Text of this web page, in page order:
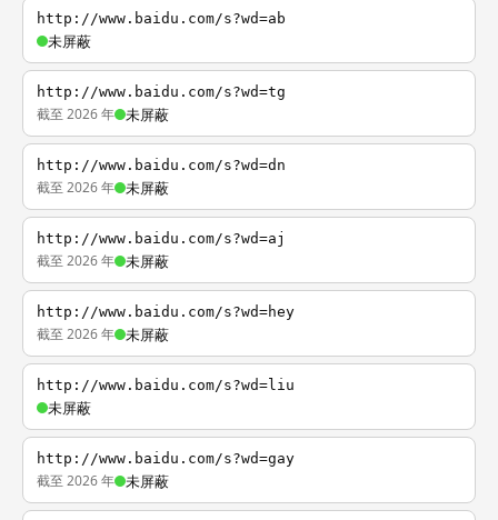
http://www.baidu.com/s?wd=ab
未屏蔽
http://www.baidu.com/s?wd=tg
截至 2026 年 未屏蔽
http://www.baidu.com/s?wd=dn
截至 2026 年 未屏蔽
http://www.baidu.com/s?wd=aj
截至 2026 年 未屏蔽
http://www.baidu.com/s?wd=hey
截至 2026 年 未屏蔽
http://www.baidu.com/s?wd=liu
未屏蔽
http://www.baidu.com/s?wd=gay
截至 2026 年 未屏蔽